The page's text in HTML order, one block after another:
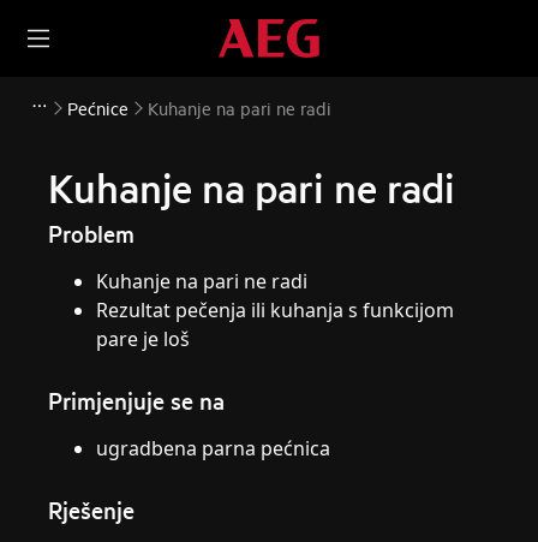
Pećnice Kuhanje na pari ne radi
Kuhanje na pari ne radi
Problem
Kuhanje na pari ne radi
Rezultat pečenja ili kuhanja s funkcijom
pare je loš
Primjenjuje se na
ugradbena parna pećnica
Rješenje